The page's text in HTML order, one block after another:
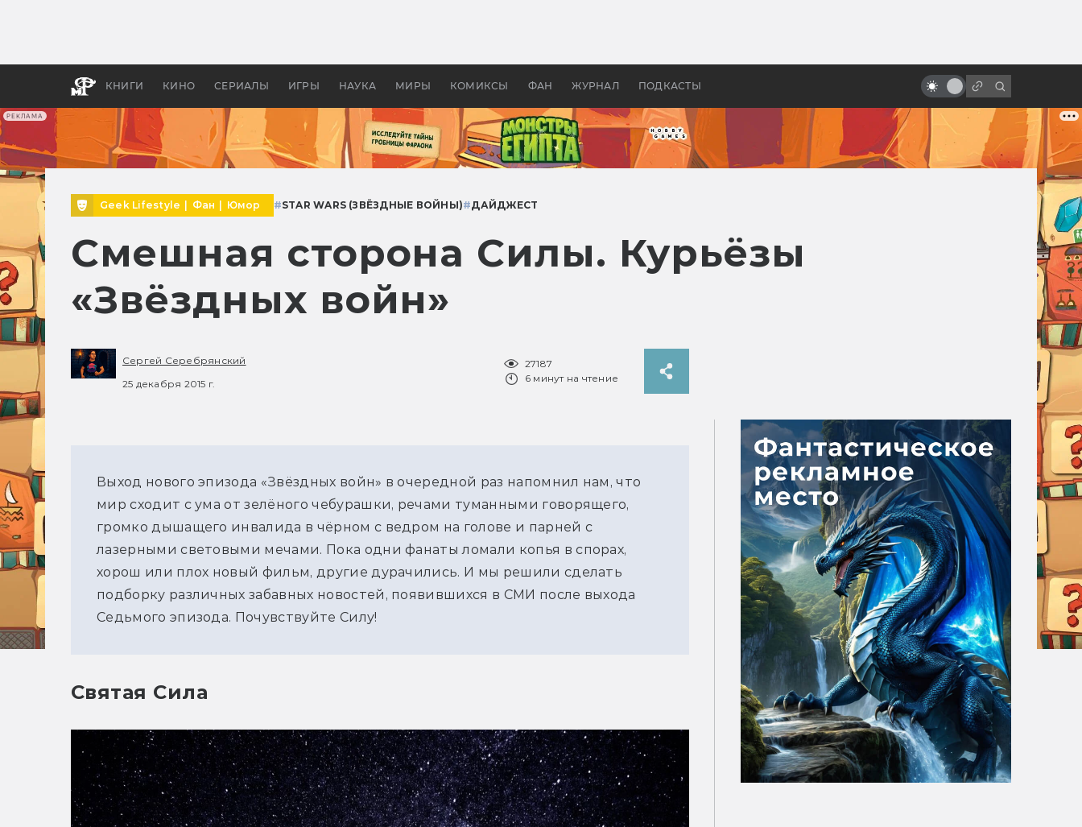
РЕКЛАМА
КНИГИ КИНО СЕРИАЛЫ ИГРЫ НАУКА МИРЫ КОМИКСЫ ФАН ЖУРНАЛ ПОДКАСТЫ
апокалипсис, в России —
бы «Властелина колец»
назад динозавры воскресли
Geek Lifestyle Фан Юмор #STAR WARS (ЗВЁЗДНЫЕ ВОЙНЫ)#ДАЙДЖЕСТ
Смешная сторона Силы. Курьёзы
«Звёздных войн»
Сергей Серебрянский
25 декабря 2015 г.
27187
6 минут на чтение
Выход нового эпизода «Звёздных войн» в очередной раз напомнил нам, что
мир сходит с ума от зелёного чебурашки, речами туманными говорящего,
громко дышащего инвалида в чёрном с ведром на голове и парней с
лазерными световыми мечами. Пока одни фанаты ломали копья в спорах,
хорош или плох новый фильм, другие дурачились. И мы решили сделать
подборку различных забавных новостей, появившихся в СМИ после выхода
Седьмого эпизода. Почувствуйте Силу!
Святая Сила